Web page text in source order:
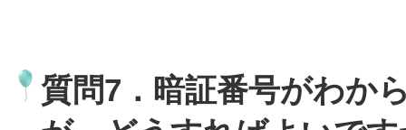
質問7．暗証番号がわか